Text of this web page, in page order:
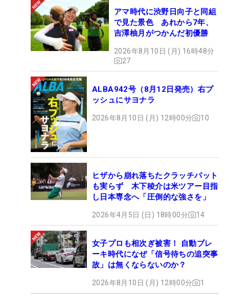
アマ時代に渋野日向子と同組
で見た景色 あれから7年、
吉澤柚月がつかんだ初優勝
2026年8月10日 (月) 16時48分
27
ALBA942号（8月12日発売）右プ
ッシュにサヨナラ
2026年8月10日 (月) 12時00分 10
ヒザから崩れ落ちたクラッチパット
も実らず 木下稜介は米ツアー目指
し日本専念へ「圧倒的な強さを」
2026年4月5日 (日) 18時00分 14
女子プロも相次ぎ被害！ 自動ブレ
ーキ時代になぜ「信号待ちの追突事
故」は無くならないのか？
2026年8月10日 (月) 12時00分 1